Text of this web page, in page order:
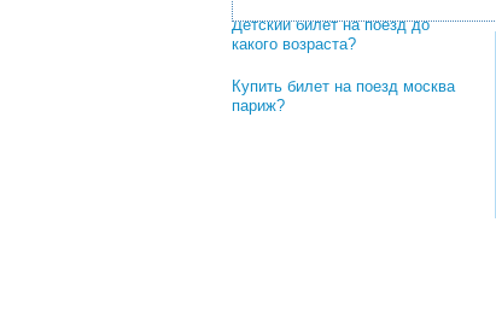
Детский билет на поезд до
какого возраста?
Купить билет на поезд москва
париж?